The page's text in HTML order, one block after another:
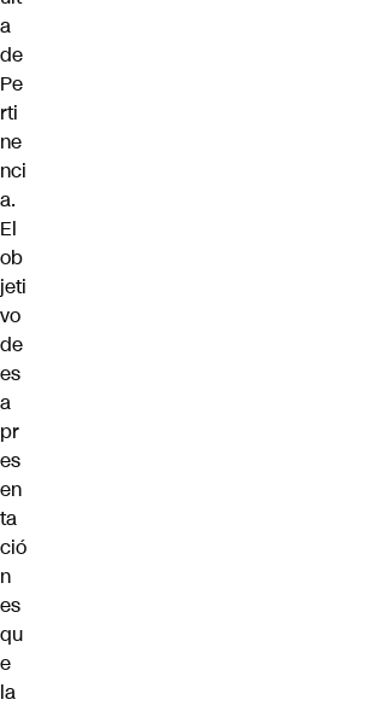
a
de
Pe
rti
ne
nci
a.
El
ob
jeti
vo
de
es
a
pr
es
en
ta
ció
n
es
qu
e
la